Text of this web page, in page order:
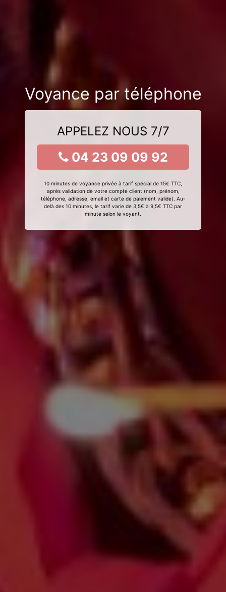
Voyance par téléphone
APPELEZ NOUS 7/7
04 23 09 09 92
10 minutes de voyance privée à tarif spécial de 15€ TTC,
après validation de votre compte client (nom, prénom,
téléphone, adresse, email et carte de paiement valide). Au-
delà des 10 minutes, le tarif varie de 3,5€ à 9,5€ TTC par
minute selon le voyant.